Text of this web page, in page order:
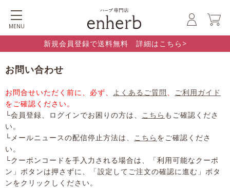
MENU
新規会員登録で送料無料 詳細はこちら>
お問い合わせ
お問合せいただく前に、必ず、 よくあるご質問、 ご利用ガイド
をご確認ください。
└会員登録、ログインでお困りの方は、 こちら もご確認くださ
い。
└メールニュースの配信停止方法は、 こちら をご確認くださ
い。
└クーポンコードを手入力される場合は、「利用可能なクーポ
ン」ボタンは押さずに、「設定してご注文の確認に進む」ボタ
ンをクリックしください。